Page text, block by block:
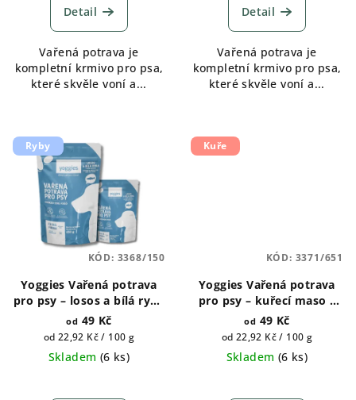
produktu
z
5
hvězdiček.
Detail
Vařená potrava je
kompletní krmivo pro psa,
které skvěle voní a...
produktu
z
5
hvězdiček.
Detail
Vařená potrava je
kompletní krmivo pro psa,
které skvěle voní a...
Ryby
Yoggies Vařená potrava
pro psy – losos a bílá ryba
s chia semínky 150g, 650g
od 49 Kč
Měrná
cena:
od 22,92 Kč / 100 g
Skladem (6 ks)
KÓD: 3368/150
Kuře
Yoggies Vařená potrava
pro psy – kuřecí maso s
rýží 150g, 650g
od 49 Kč
Měrná
cena:
od 22,92 Kč / 100 g
Skladem (6 ks)
KÓD: 3371/651